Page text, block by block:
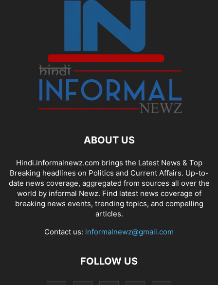
ABOUT US
Hindi.informalnewz.com brings the Latest News & Top
Breaking headlines on Politics and Current Affairs. Up-to-
date news coverage, aggregated from sources all over the
world by informal Newz. Find latest news coverage of
breaking news events, trending topics, and compelling
articles.
Contact us: informalnewz@gmail.com
FOLLOW US